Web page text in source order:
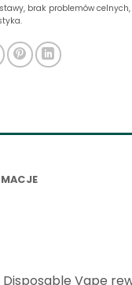
brak problemów
Disposable Vape